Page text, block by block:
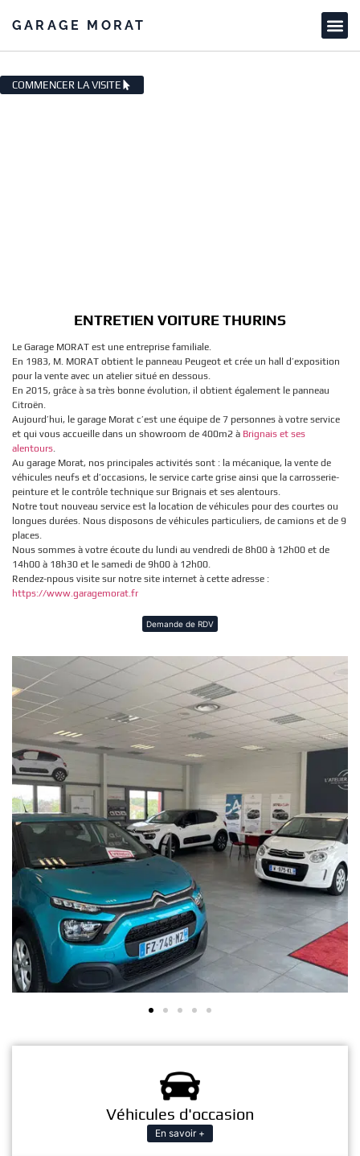
GARAGE MORAT
COMMENCER LA VISITE
ENTRETIEN VOITURE THURINS
Le Garage MORAT est une entreprise familiale.
En 1983, M. MORAT obtient le panneau Peugeot et crée un hall d’exposition
pour la vente avec un atelier situé en dessous.
En 2015, grâce à sa très bonne évolution, il obtient également le panneau
Citroën.
Aujourd’hui, le garage Morat c’est une équipe de 7 personnes à votre service
et qui vous accueille dans un showroom de 400m2 à Brignais et ses
alentours.
Au garage Morat, nos principales activités sont : la mécanique, la vente de
véhicules neufs et d’occasions, le service carte grise ainsi que la carrosserie-
peinture et le contrôle technique sur Brignais et ses alentours.
Notre tout nouveau service est la location de véhicules pour des courtes ou
longues durées. Nous disposons de véhicules particuliers, de camions et de 9
places.
Nous sommes à votre écoute du lundi au vendredi de 8h00 à 12h00 et de
14h00 à 18h30 et le samedi de 9h00 à 12h00.
Rendez-npous visite sur notre site internet à cette adresse :
https://www.garagemorat.fr
Demande de RDV
Véhicules d'occasion
En savoir +